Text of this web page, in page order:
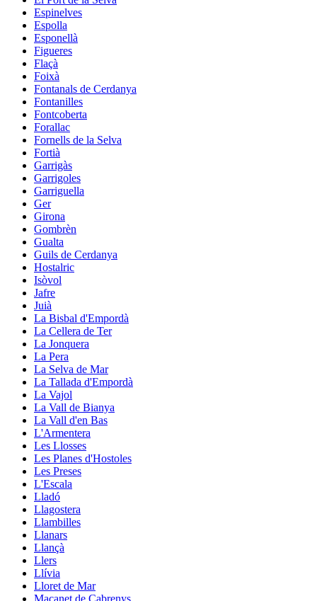
Espinelves
Espolla
Esponellà
Figueres
Flaçà
Foixà
Fontanals de Cerdanya
Fontanilles
Fontcoberta
Forallac
Fornells de la Selva
Fortià
Garrigàs
Garrigoles
Garriguella
Ger
Girona
Gombrèn
Gualta
Guils de Cerdanya
Hostalric
Isòvol
Jafre
Juià
La Bisbal d'Empordà
La Cellera de Ter
La Jonquera
La Pera
La Selva de Mar
La Tallada d'Empordà
La Vajol
La Vall de Bianya
La Vall d'en Bas
L'Armentera
Les Llosses
Les Planes d'Hostoles
Les Preses
L'Escala
Lladó
Llagostera
Llambilles
Llanars
Llançà
Llers
Llívia
Lloret de Mar
Maçanet de Cabrenys